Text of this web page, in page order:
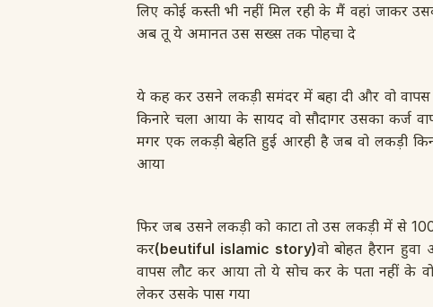
लिए कोई कस्ती भी नहीं मिल रही के मैं वहां जाकर
अब तू ये अमानत उस सख्स तक पोहचा दे
ये कह कर उसने लकड़ी समंदर में बहा दी और वो
किनारे चला आया के सायद वो सौदागर उसका कर्ज
मगर एक लकड़ी बेहति हुई आरही है जब वो लकड़ी
आया
फिर जब उसने लकड़ी को काटा तो उस लकड़ी में से
कर(beutiful islamic story)वो बोहत हैरान
वापस लौट कर आया तो ये सोच कर के पता नहीं के वो
लेकर उसके पास गया